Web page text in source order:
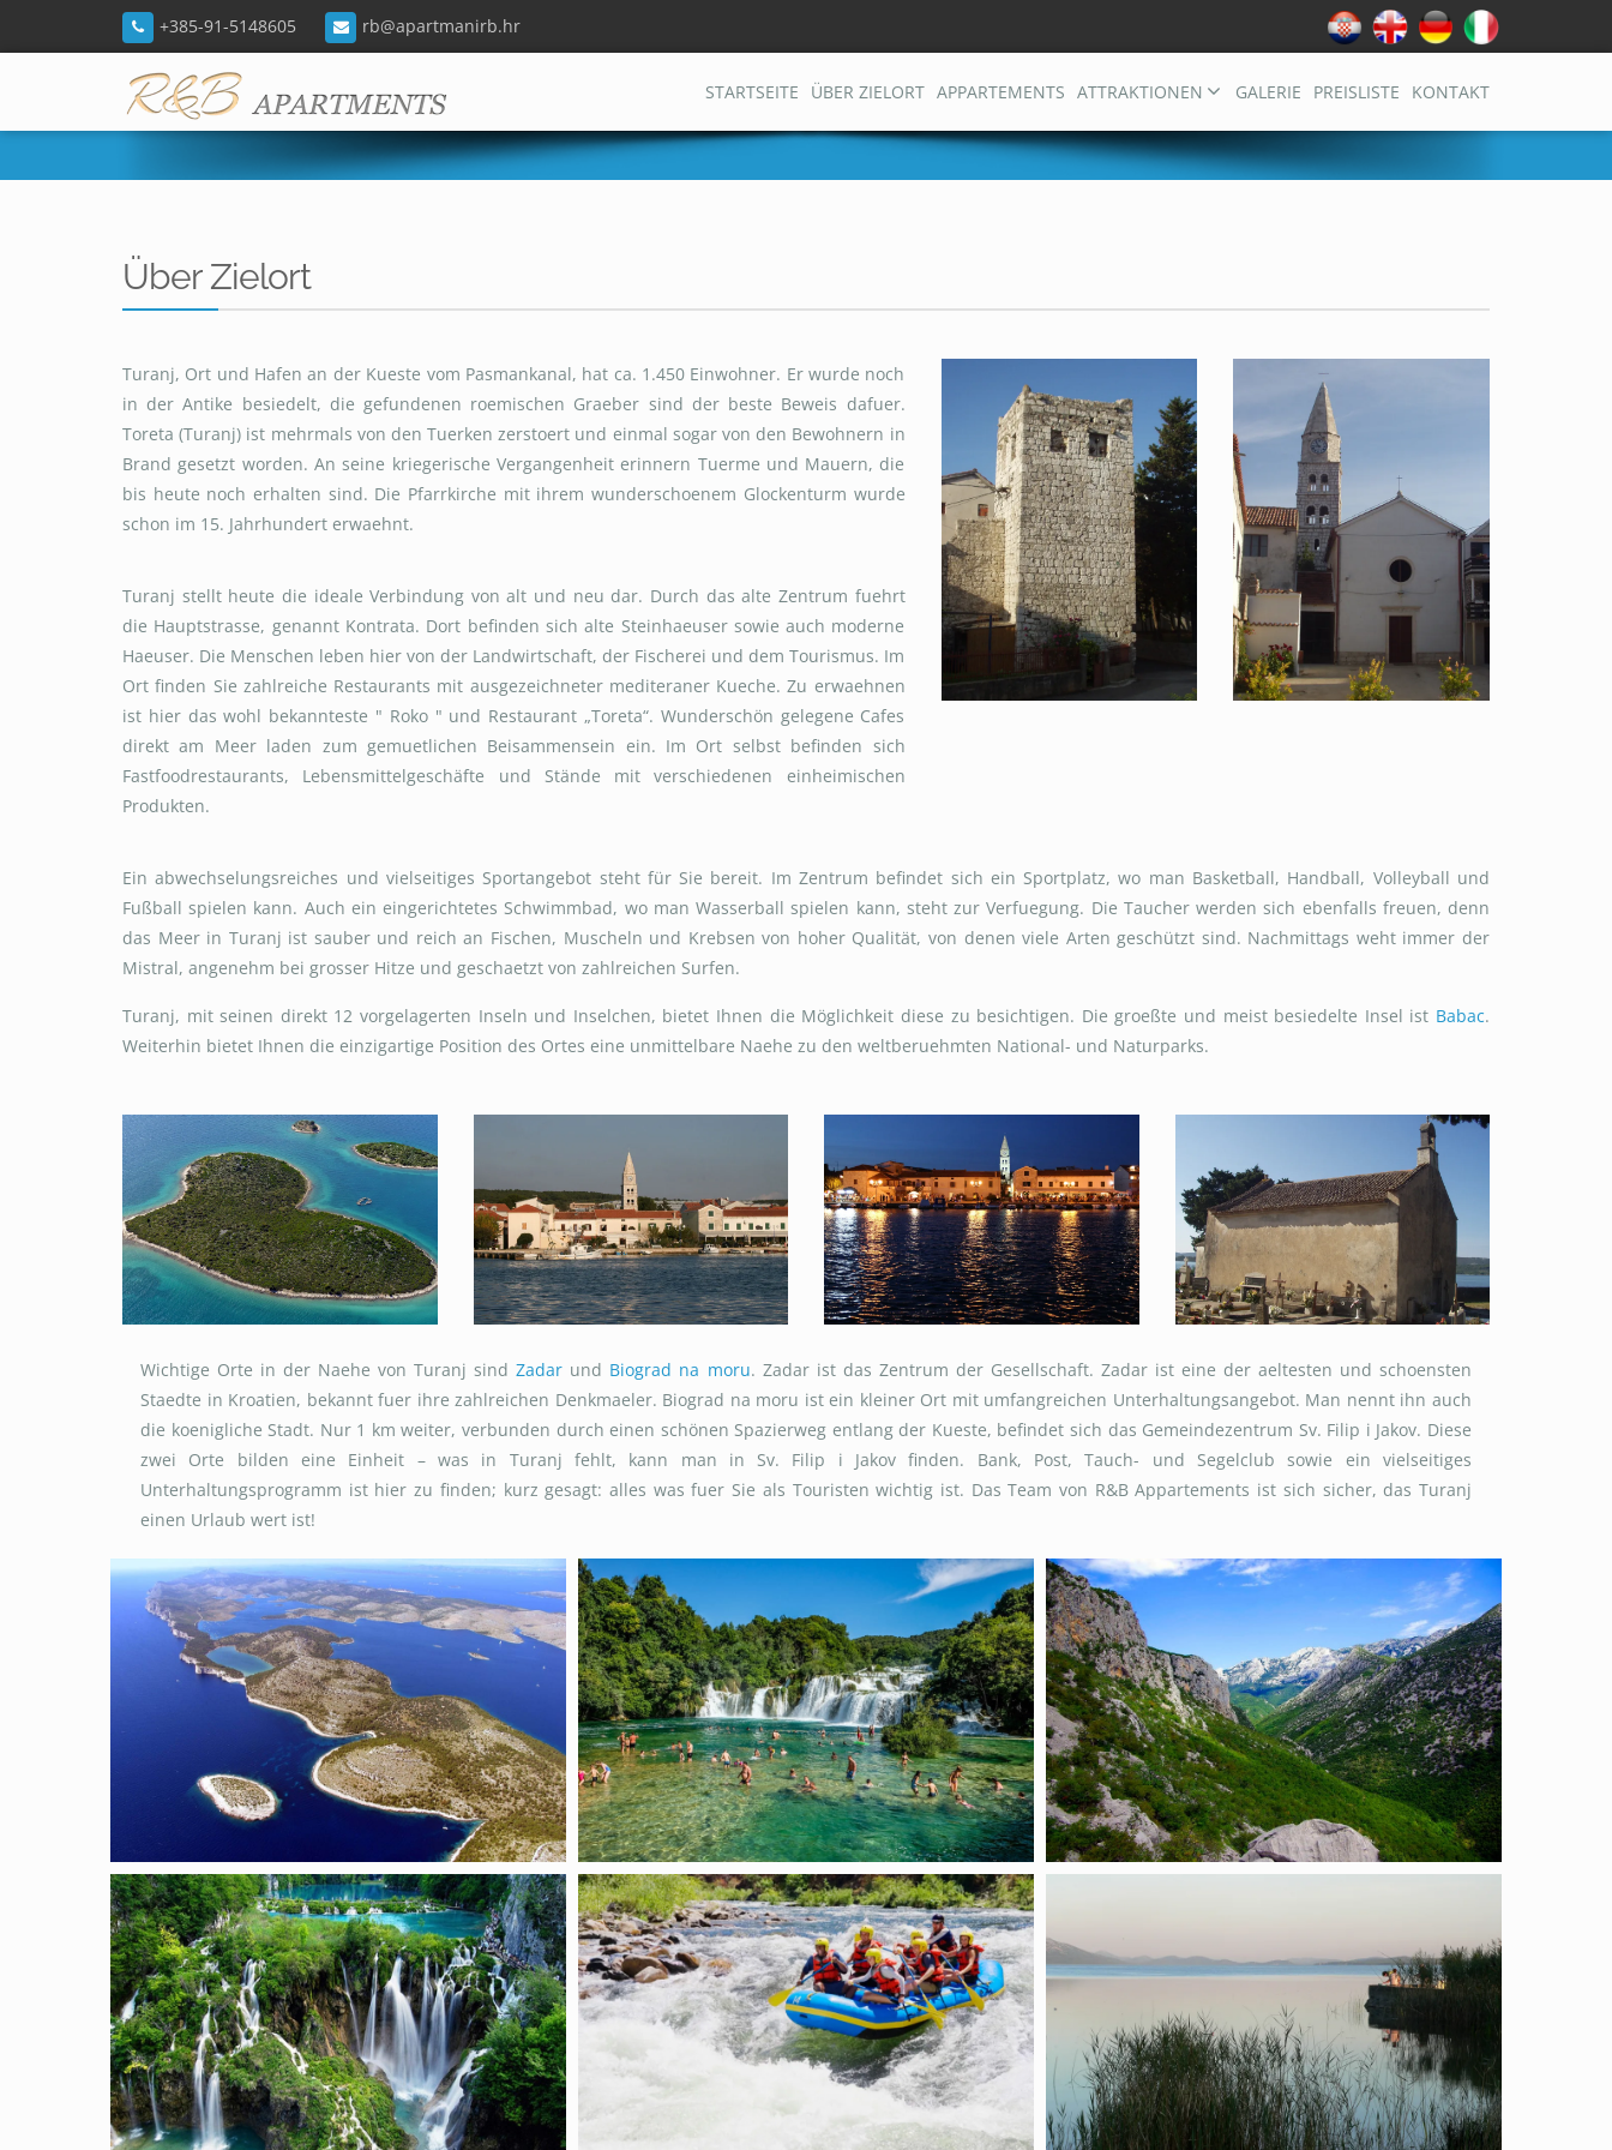
+385-91-5148605 rb@apartmanirb.hr
STARTSEITE ÜBER ZIELORT APPARTEMENTS ATTRAKTIONEN GALERIE PREISLISTE KONTAKT
Über Zielort
Turanj, Ort und Hafen an der Kueste vom Pasmankanal, hat ca. 1.450 Einwohner. Er wurde noch
in der Antike besiedelt, die gefundenen roemischen Graeber sind der beste Beweis dafuer.
Toreta (Turanj) ist mehrmals von den Tuerken zerstoert und einmal sogar von den Bewohnern in
Brand gesetzt worden. An seine kriegerische Vergangenheit erinnern Tuerme und Mauern, die
bis heute noch erhalten sind. Die Pfarrkirche mit ihrem wunderschoenem Glockenturm wurde
schon im 15. Jahrhundert erwaehnt.
Turanj stellt heute die ideale Verbindung von alt und neu dar. Durch das alte Zentrum fuehrt
die Hauptstrasse, genannt Kontrata. Dort befinden sich alte Steinhaeuser sowie auch moderne
Haeuser. Die Menschen leben hier von der Landwirtschaft, der Fischerei und dem Tourismus. Im
Ort finden Sie zahlreiche Restaurants mit ausgezeichneter mediteraner Kueche. Zu erwaehnen
ist hier das wohl bekannteste " Roko " und Restaurant „Toreta“. Wunderschön gelegene Cafes
direkt am Meer laden zum gemuetlichen Beisammensein ein. Im Ort selbst befinden sich
Fastfoodrestaurants, Lebensmittelgeschäfte und Stände mit verschiedenen einheimischen
Produkten.
Ein abwechselungsreiches und vielseitiges Sportangebot steht für Sie bereit. Im Zentrum befindet sich ein Sportplatz, wo man Basketball, Handball, Volleyball und
Fußball spielen kann. Auch ein eingerichtetes Schwimmbad, wo man Wasserball spielen kann, steht zur Verfuegung. Die Taucher werden sich ebenfalls freuen, denn
das Meer in Turanj ist sauber und reich an Fischen, Muscheln und Krebsen von hoher Qualität, von denen viele Arten geschützt sind. Nachmittags weht immer der
Mistral, angenehm bei grosser Hitze und geschaetzt von zahlreichen Surfen.
Turanj, mit seinen direkt 12 vorgelagerten Inseln und Inselchen, bietet Ihnen die Möglichkeit diese zu besichtigen. Die groeßte und meist besiedelte Insel ist Babac.
Weiterhin bietet Ihnen die einzigartige Position des Ortes eine unmittelbare Naehe zu den weltberuehmten National- und Naturparks.
Wichtige Orte in der Naehe von Turanj sindZadar und Biograd na moru. Zadar ist das Zentrum der Gesellschaft. Zadar ist eine der aeltesten und schoensten
Staedte in Kroatien, bekannt fuer ihre zahlreichen Denkmaeler. Biograd na moru ist ein kleiner Ort mit umfangreichen Unterhaltungsangebot. Man nennt ihn auch
die koenigliche Stadt. Nur 1 km weiter, verbunden durch einen schönen Spazierweg entlang der Kueste, befindet sich das Gemeindezentrum Sv. Filip i Jakov. Diese
zwei Orte bilden eine Einheit – was in Turanj fehlt, kann man in Sv. Filip i Jakov finden. Bank, Post, Tauch- und Segelclub sowie ein vielseitiges
Unterhaltungsprogramm ist hier zu finden; kurz gesagt: alles was fuer Sie als Touristen wichtig ist. Das Team von R&B Appartements ist sich sicher, das Turanj
einen Urlaub wert ist!